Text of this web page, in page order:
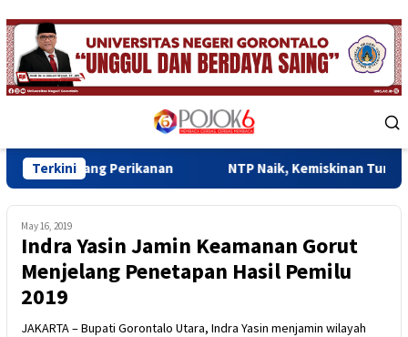
Skip
to
content
Menu
Terkini
Perikanan NTP Naik, Kemiskinan Turun, Ekonomi
May 16, 2019
Indra Yasin Jamin Keamanan Gorut
Menjelang Penetapan Hasil Pemilu
2019
JAKARTA – Bupati Gorontalo Utara, Indra Yasin menjamin wilayah